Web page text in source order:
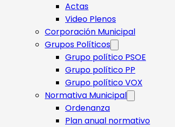
Actas
Video Plenos
Corporación Municipal
Grupos Políticos
Grupo político PSOE
Grupo político PP
Grupo político VOX
Normativa Municipal
Ordenanza
Plan anual normativo